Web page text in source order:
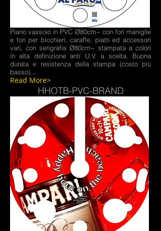
Piano vassoio in PVC Ø80cm~ con fori maniglie
e fori per bicchieri, caraffe, piatti ed accessori
vari, con serigrafia Ø80cm~ stampata a colori
in alta definizione anti U.V. a scelta. Buona
durata e resistenza della stampa (costo più
basso)...
Read More>
HHOTB-PVC-BRAND